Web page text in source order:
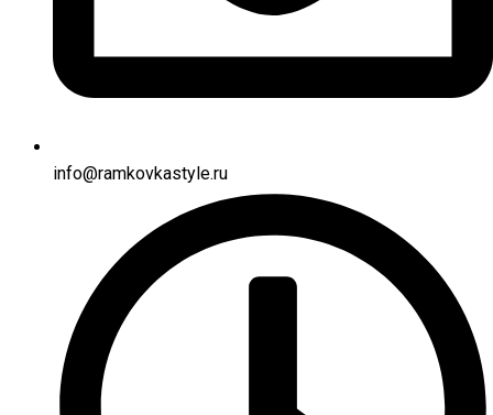
info@ramkovkastyle.ru